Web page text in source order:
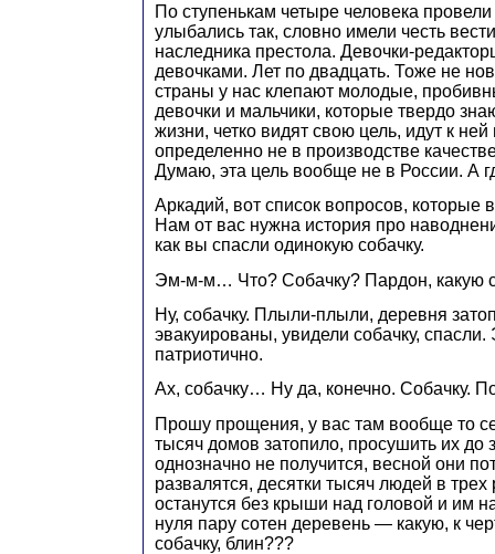
По ступенькам четыре человека
улыбались так, словно имели честь
наследника престола. Девочки-
девочками. Лет по двадцать. Тоже не
страны у нас клепают молодые,
девочки и мальчики, которые твердо
жизни, четко видят свою цель, идут к
определенно не в производстве
Думаю, эта цель вообще не в России. А
Аркадий, вот список вопросов, которые
Нам от вас нужна история про
как вы спасли одинокую собачку.
Эм-м-м… Что? Собачку? Пардон, какую
Ну, собачку. Плыли-плыли, деревня
эвакуированы, увидели собачку, спасли.
патриотично.
Ах, собачку… Ну да, конечно. Собачку.
Прошу прощения, у вас там вообще то
тысяч домов затопило, просушить их до
однозначно не получится, весной они
развалятся, десятки тысяч людей в трех
останутся без крыши над головой и им
нуля пару сотен деревень — какую, к
собачку, блин???